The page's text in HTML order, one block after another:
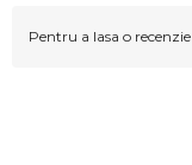
Pentru a lasa o